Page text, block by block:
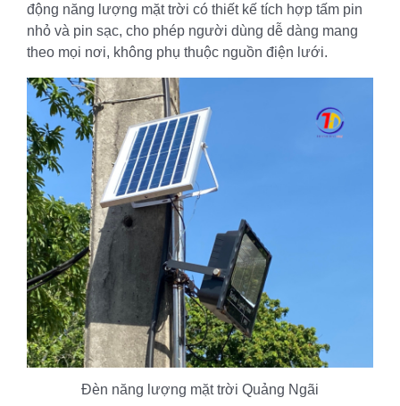
động năng lượng mặt trời có thiết kế tích hợp tấm pin
nhỏ và pin sạc, cho phép người dùng dễ dàng mang
theo mọi nơi, không phụ thuộc nguồn điện lưới.
Đèn năng lượng mặt trời Quảng Ngãi